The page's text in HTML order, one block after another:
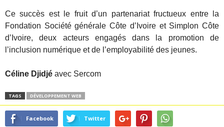
Ce succès est le fruit d’un partenariat fructueux entre la
Fondation Société générale Côte d’Ivoire et Simplon Côte
d’Ivoire, deux acteurs engagés dans la promotion de
l’inclusion numérique et de l’employabilité des jeunes.
Céline Djidjé avec Sercom
TAGS DÉVELOPPEMENT WEB
Facebook Twitter